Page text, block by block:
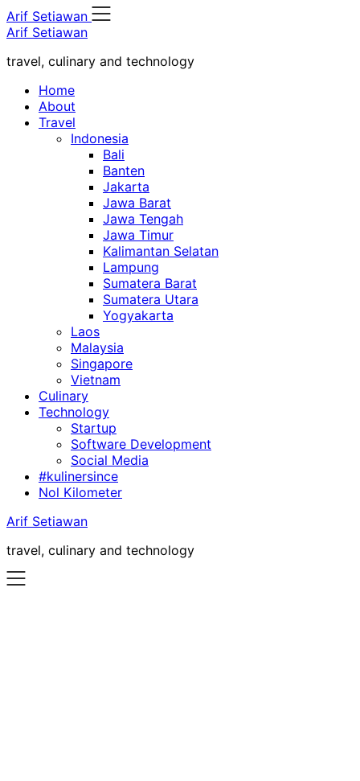
Skip
to
Arif Setiawan
Arif Setiawan
travel, culinary and technology
Home
About
Travel
Indonesia
Bali
Banten
Jakarta
Jawa Barat
Jawa Tengah
Jawa Timur
Kalimantan Selatan
Lampung
Sumatera Barat
Sumatera Utara
Yogyakarta
Laos
Malaysia
Singapore
Vietnam
Culinary
Technology
Startup
Software Development
Social Media
#kulinersince
Nol Kilometer
Arif Setiawan
travel, culinary and technology